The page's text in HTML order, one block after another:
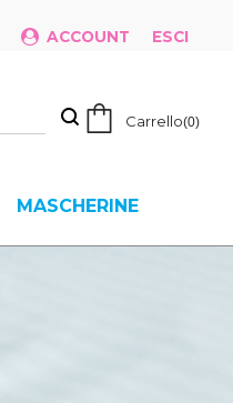
ACCOUNT ESCI
Carrello 0
MASCHERINE